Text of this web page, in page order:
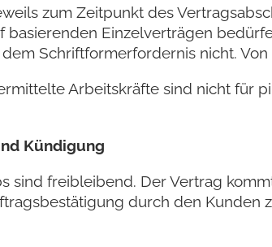
zum Zeitpunkt des
basierenden Einzelverträgen
Schriftformerfordernis nicht.
Arbeitskräfte sind nicht
Kündigung
sind freibleibend. Der Vertrag
durch den Kunden